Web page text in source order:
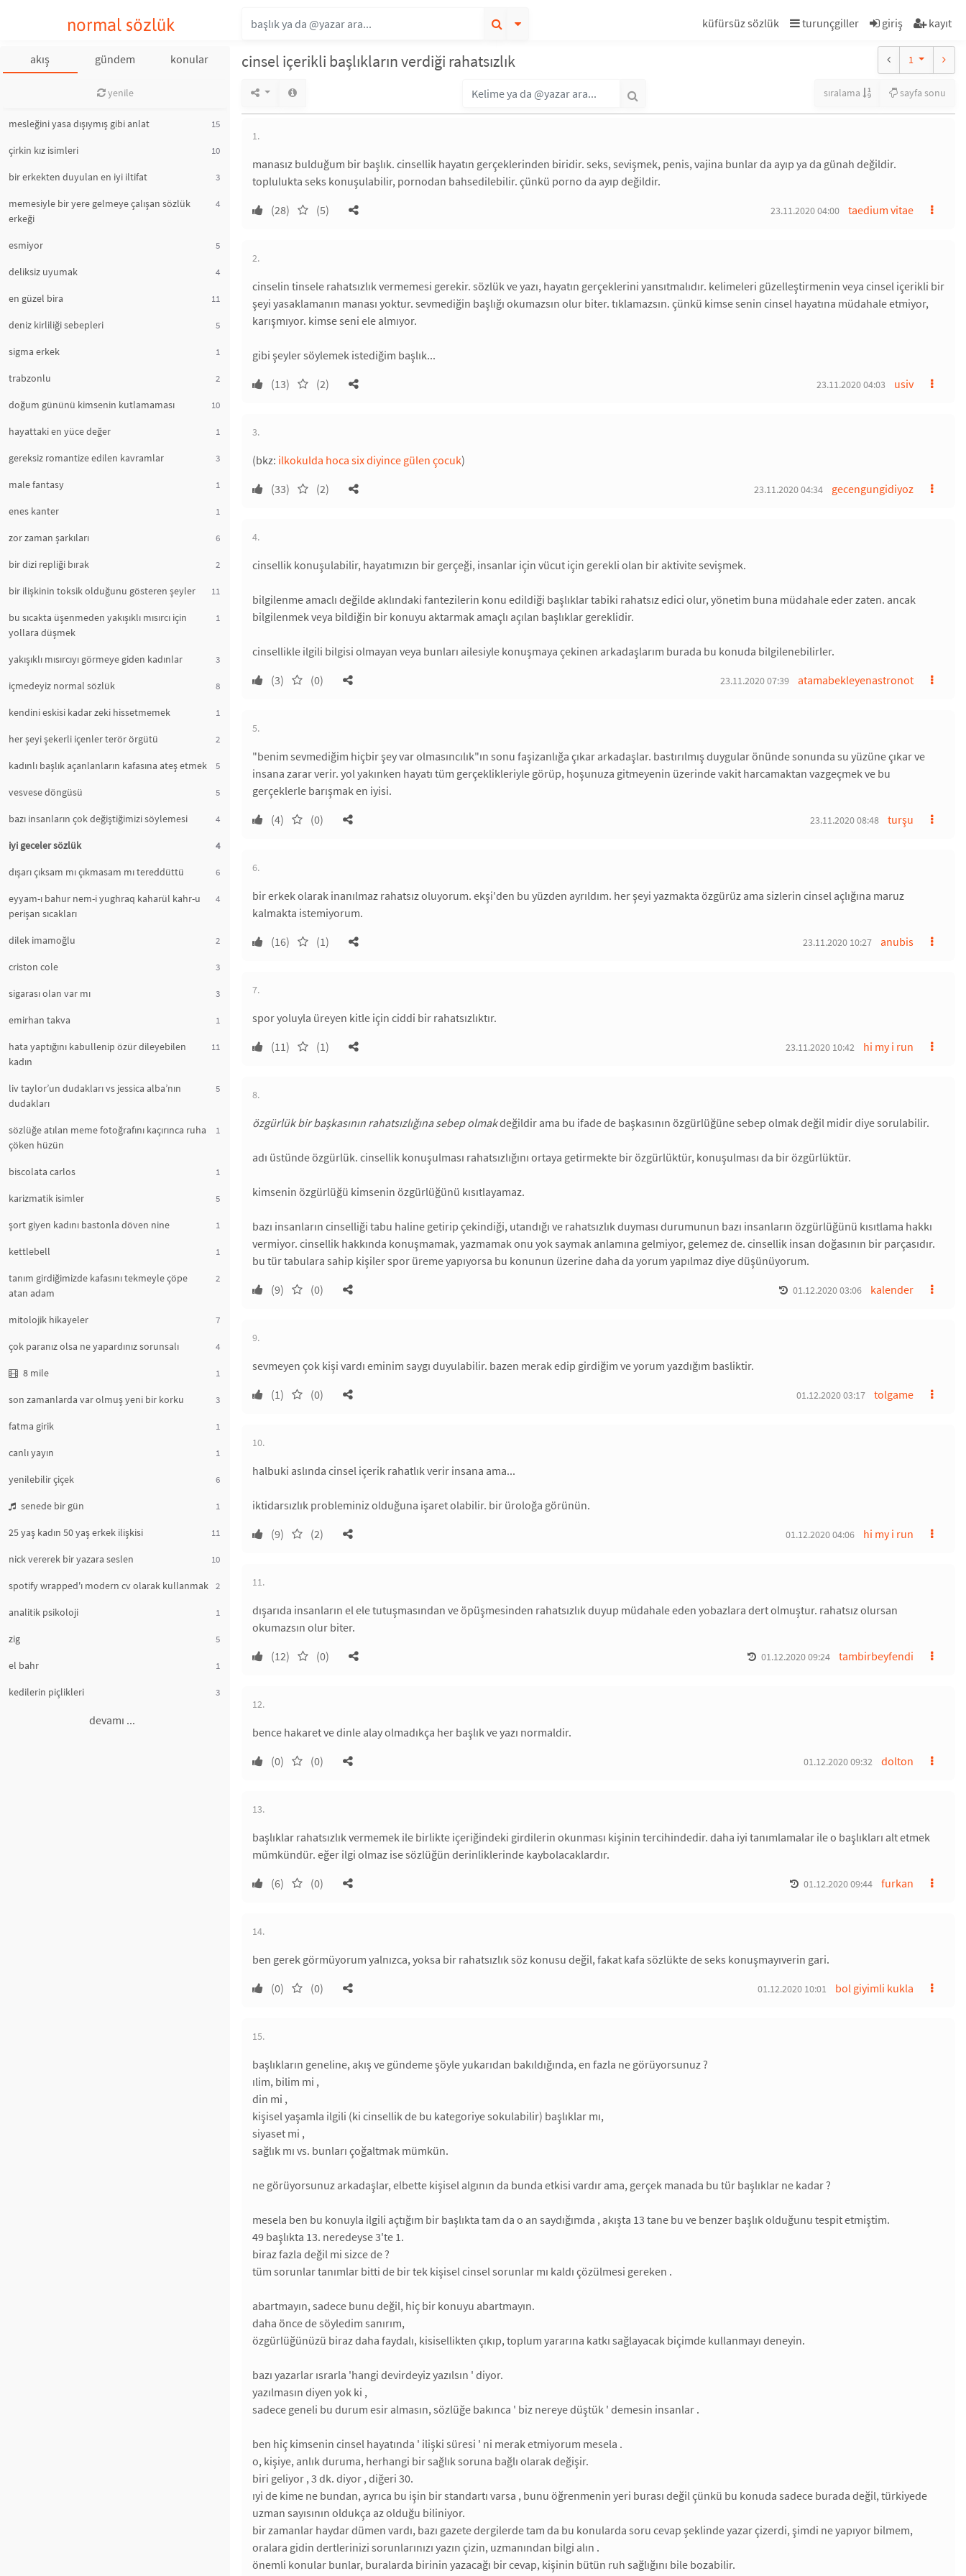
normal sözlük küfürsüz sözlük turunçgiller giriş kayıt
akış gündem konular
yenile
mesleğini yasa dışıymış gibi anlat 15
çirkin kız isimleri 10
bir erkekten duyulan en iyi iltifat 3
memesiyle bir yere gelmeye çalışan sözlük
erkeği
4
esmiyor 5
deliksiz uyumak 4
en güzel bira 11
deniz kirliliği sebepleri 5
sigma erkek 1
trabzonlu 2
doğum gününü kimsenin kutlamaması 10
hayattaki en yüce değer 1
gereksiz romantize edilen kavramlar 3
male fantasy 1
enes kanter 1
zor zaman şarkıları 6
bir dizi repliği bırak 2
bir ilişkinin toksik olduğunu gösteren şeyler 11
bu sıcakta üşenmeden yakışıklı mısırcı için
yollara düşmek
1
yakışıklı mısırcıyı görmeye giden kadınlar 3
içmedeyiz normal sözlük 8
kendini eskisi kadar zeki hissetmemek 1
her şeyi şekerli içenler terör örgütü 2
kadınlı başlık açanlanların kafasına ateş etmek 5
vesvese döngüsü 5
bazı insanların çok değiştiğimizi söylemesi 4
iyi geceler sözlük 4
dışarı çıksam mı çıkmasam mı tereddüttü 6
eyyam-ı bahur nem-i yughraq kaharül kahr-u
perişan sıcakları
4
dilek imamoğlu 2
criston cole 3
sigarası olan var mı 3
emirhan takva 1
hata yaptığını kabullenip özür dileyebilen
kadın
11
liv taylor’un dudakları vs jessica alba’nın
dudakları
5
sözlüğe atılan meme fotoğrafını kaçırınca ruha
çöken hüzün
1
biscolata carlos 1
karizmatik isimler 5
şort giyen kadını bastonla döven nine 1
kettlebell 1
tanım girdiğimizde kafasını tekmeyle çöpe
atan adam
2
mitolojik hikayeler 7
çok paranız olsa ne yapardınız sorunsalı 4
8 mile 1
son zamanlarda var olmuş yeni bir korku 3
fatma girik 1
canlı yayın 1
yenilebilir çiçek 6
senede bir gün 1
25 yaş kadın 50 yaş erkek ilişkisi 11
nick vererek bir yazara seslen 10
spotify wrapped'ı modern cv olarak kullanmak 2
analitik psikoloji 1
zig 5
el bahr 1
kedilerin piçlikleri 3
devamı ...
cinsel içerikli başlıkların verdiği rahatsızlık 1
sıralama sayfa sonu
1.
manasız bulduğum bir başlık. cinsellik hayatın gerçeklerinden biridir. seks, sevişmek, penis, vajina bunlar da ayıp ya da günah değildir.
toplulukta seks konuşulabilir, pornodan bahsedilebilir. çünkü porno da ayıp değildir.
(28)
(5) taedium vitae
23.11.2020 04:00
2.
cinselin tinsele rahatsızlık vermemesi gerekir. sözlük ve yazı, hayatın gerçeklerini yansıtmalıdır. kelimeleri güzelleştirmenin veya cinsel içerikli bir
şeyi yasaklamanın manası yoktur. sevmediğin başlığı okumazsın olur biter. tıklamazsın. çünkü kimse senin cinsel hayatına müdahale etmiyor,
karışmıyor. kimse seni ele almıyor.
gibi şeyler söylemek istediğim başlık...
(13)
(2) usiv
23.11.2020 04:03
3.
(bkz: ilkokulda hoca six diyince gülen çocuk)
(33)
(2) gecengungidiyoz
23.11.2020 04:34
4.
cinsellik konuşulabilir, hayatımızın bir gerçeği, insanlar için vücut için gerekli olan bir aktivite sevişmek.
bilgilenme amaclı değilde aklındaki fantezilerin konu edildiği başlıklar tabiki rahatsız edici olur, yönetim buna müdahale eder zaten. ancak
bilgilenmek veya bildiğin bir konuyu aktarmak amaçlı açılan başlıklar gereklidir.
cinsellikle ilgili bilgisi olmayan veya bunları ailesiyle konuşmaya çekinen arkadaşlarım burada bu konuda bilgilenebilirler.
(3)
(0) atamabekleyenastronot
23.11.2020 07:39
5.
"benim sevmediğim hiçbir şey var olmasıncılık"ın sonu faşizanlığa çıkar arkadaşlar. bastırılmış duygular önünde sonunda su yüzüne çıkar ve
insana zarar verir. yol yakınken hayatı tüm gerçeklikleriyle görüp, hoşunuza gitmeyenin üzerinde vakit harcamaktan vazgeçmek ve bu
gerçeklerle barışmak en iyisi.
(4)
(0) turşu
23.11.2020 08:48
6.
bir erkek olarak inanılmaz rahatsız oluyorum. ekşi'den bu yüzden ayrıldım. her şeyi yazmakta özgürüz ama sizlerin cinsel açlığına maruz
kalmakta istemiyorum.
(16)
(1) anubis
23.11.2020 10:27
7.
spor yoluyla üreyen kitle için ciddi bir rahatsızlıktır.
(11)
(1) hi my i run
23.11.2020 10:42
8.
özgürlük bir başkasının rahatsızlığına sebep olmakdeğildir ama bu ifade de başkasının özgürlüğüne sebep olmak değil midir diye sorulabilir.
adı üstünde özgürlük. cinsellik konuşulması rahatsızlığını ortaya getirmekte bir özgürlüktür, konuşulması da bir özgürlüktür.
kimsenin özgürlüğü kimsenin özgürlüğünü kısıtlayamaz.
bazı insanların cinselliği tabu haline getirip çekindiği, utandığı ve rahatsızlık duyması durumunun bazı insanların özgürlüğünü kısıtlama hakkı
vermiyor. cinsellik hakkında konuşmamak, yazmamak onu yok saymak anlamına gelmiyor, gelemez de. cinsellik insan doğasının bir parçasıdır.
bu tür tabulara sahip kişiler spor üreme yapıyorsa bu konunun üzerine daha da yorum yapılmaz diye düşünüyorum.
(9)
(0) kalender
01.12.2020 03:06
9.
sevmeyen çok kişi vardı eminim saygı duyulabilir. bazen merak edip girdiğim ve yorum yazdığım basliktir.
(1)
(0) tolgame
01.12.2020 03:17
10.
halbuki aslında cinsel içerik rahatlık verir insana ama...
iktidarsızlık probleminiz olduğuna işaret olabilir. bir üroloğa görünün.
(9)
(2) hi my i run
01.12.2020 04:06
11.
dışarıda insanların el ele tutuşmasından ve öpüşmesinden rahatsızlık duyup müdahale eden yobazlara dert olmuştur. rahatsız olursan
okumazsın olur biter.
(12)
(0) tambirbeyfendi
01.12.2020 09:24
12.
bence hakaret ve dinle alay olmadıkça her başlık ve yazı normaldir.
(0)
(0) dolton
01.12.2020 09:32
13.
başlıklar rahatsızlık vermemek ile birlikte içeriğindeki girdilerin okunması kişinin tercihindedir. daha iyi tanımlamalar ile o başlıkları alt etmek
mümkündür. eğer ilgi olmaz ise sözlüğün derinliklerinde kaybolacaklardır.
(6)
(0) furkan
01.12.2020 09:44
14.
ben gerek görmüyorum yalnızca, yoksa bir rahatsızlık söz konusu değil, fakat kafa sözlükte de seks konuşmayıverin gari.
(0)
(0) bol giyimli kukla
01.12.2020 10:01
15.
başlıkların geneline, akış ve gündeme şöyle yukarıdan bakıldığında, en fazla ne görüyorsunuz ?
ılim, bilim mi ,
din mi ,
kişisel yaşamla ilgili (ki cinsellik de bu kategoriye sokulabilir) başlıklar mı,
siyaset mi ,
sağlık mı vs. bunları çoğaltmak mümkün.
ne görüyorsunuz arkadaşlar, elbette kişisel algının da bunda etkisi vardır ama, gerçek manada bu tür başlıklar ne kadar ?
mesela ben bu konuyla ilgili açtığım bir başlıkta tam da o an saydığımda , akışta 13 tane bu ve benzer başlık olduğunu tespit etmiştim.
49 başlıkta 13. neredeyse 3'te 1.
biraz fazla değil mi sizce de ?
tüm sorunlar tanımlar bitti de bir tek kişisel cinsel sorunlar mı kaldı çözülmesi gereken .
abartmayın, sadece bunu değil, hiç bir konuyu abartmayın.
daha önce de söyledim sanırım,
özgürlüğünüzü biraz daha faydalı, kisisellikten çıkıp, toplum yararına katkı sağlayacak biçimde kullanmayı deneyin.
bazı yazarlar ısrarla 'hangi devirdeyiz yazılsın ' diyor.
yazılmasın diyen yok ki ,
sadece geneli bu durum esir almasın, sözlüğe bakınca ' biz nereye düştük ' demesin insanlar .
ben hiç kimsenin cinsel hayatında ' ilişki süresi ' ni merak etmiyorum mesela .
o, kişiye, anlık duruma, herhangi bir sağlık soruna bağlı olarak değişir.
biri geliyor , 3 dk. diyor , diğeri 30.
ıyi de kime ne bundan, ayrıca bu işin bir standartı varsa , bunu öğrenmenin yeri burası değil çünkü bu konuda sadece burada değil, türkiyede
uzman sayısının oldukça az olduğu biliniyor.
bir zamanlar haydar dümen vardı, bazı gazete dergilerde tam da bu konularda soru cevap şeklinde yazar çizerdi, şimdi ne yapıyor bilmem,
oralara gidin dertlerinizi sorunlarınızı yazın çizin, uzmanından bilgi alın .
önemli konular bunlar, buralarda birinin yazacağı bir cevap, kişinin bütün ruh sağlığını bile bozabilir.